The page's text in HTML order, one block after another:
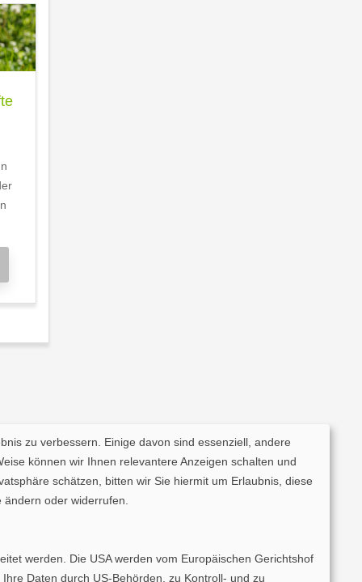
zu verbessern. Einige davon sind essenziell, andere
können wir Ihnen relevantere Anzeigen schalten und
schätzen, bitten wir Sie hiermit um Erlaubnis, diese
oder widerrufen.
werden. Die USA werden vom Europäischen Gerichtshof
Daten durch US-Behörden, zu Kontroll- und zu